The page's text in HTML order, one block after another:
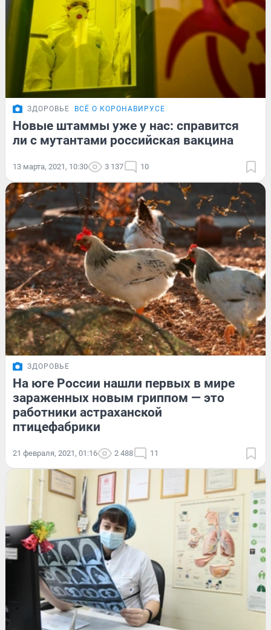
ЗДОРОВЬЕ ВСЁ О КОРОНАВИРУСЕ
Новые штаммы уже у нас: справится
ли с мутантами российская вакцина
13 марта, 2021, 10:30 3 137 10
ЗДОРОВЬЕ
На юге России нашли первых в мире
зараженных новым гриппом — это
работники астраханской
птицефабрики
21 февраля, 2021, 01:16 2 488 11